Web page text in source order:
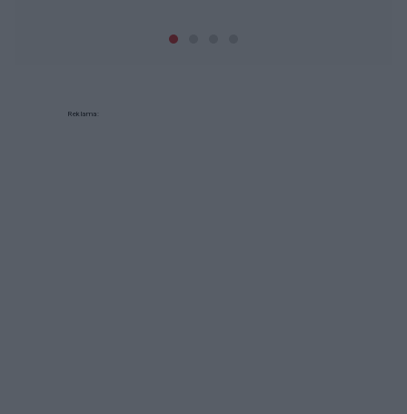
Reklama: